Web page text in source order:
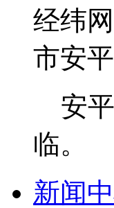
经纬
市安平
安平
临。
新闻